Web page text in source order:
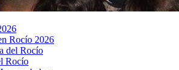
Rocío 2026
del Rocío
Rocío